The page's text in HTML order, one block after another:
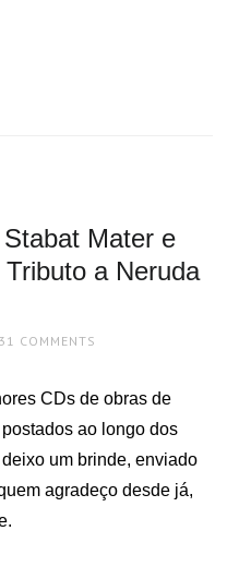
Mater e
a Neruda
31 COMMENTS
CDs de obras de
ao longo dos
um brinde, enviado
agradeço desde já,